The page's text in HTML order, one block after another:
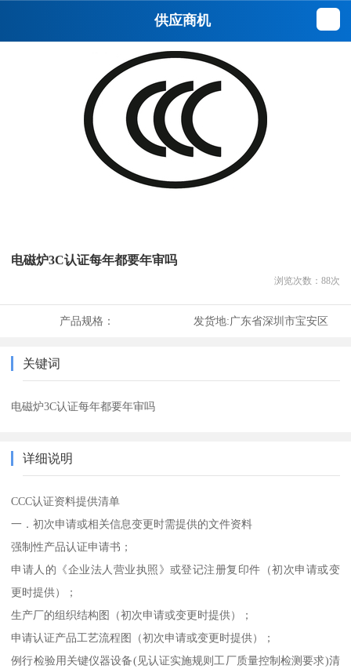
供应商机
电磁炉3C认证每年都要年审吗
浏览次数： 88次
产品规格： 发货地:广东省深圳市宝安区
关键词
电磁炉3C认证每年都要年审吗
详细说明
CCC认证资料提供清单
一．初次申请或相关信息变更时需提供的文件资料
强制性产品认证申请书；
申请人的《企业法人营业执照》或登记注册复印件（初次申请或变
更时提供）；
生产厂的组织结构图（初次申请或变更时提供）；
申请认证产品工艺流程图（初次申请或变更时提供）；
例行检验用关键仪器设备(见认证实施规则工厂质量控制检测要求)清